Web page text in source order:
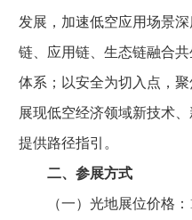
发展，加速低空应用场景
链、应用链、生态链融合
体系；以安全为切入点，
展现低空经济领域新技术
提供路径指引。
二、参展方式
（一）光地展位价格：